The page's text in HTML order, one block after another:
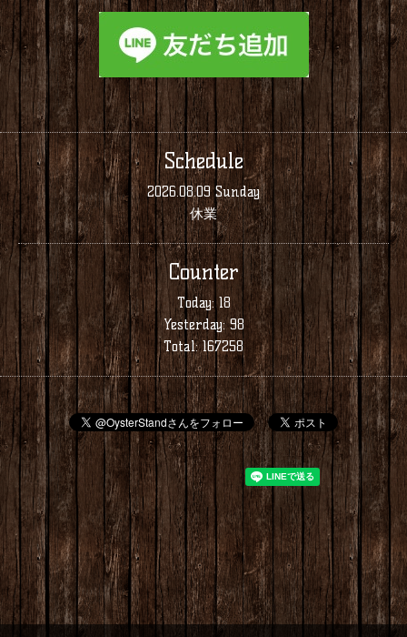
Schedule
2026.08.09 Sunday
休業
Counter
Today:18
Yesterday:98
Total:167258